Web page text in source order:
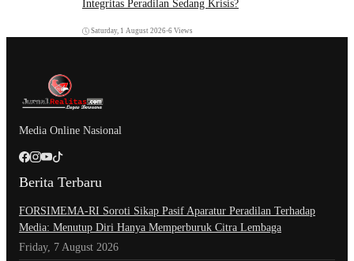
Integritas Peradilan Sedang Krisis?
Saturday, 1 August 2026•6 Views
Media Online Nasional
Berita Terbaru
​FORSIMEMA-RI Soroti Sikap Pasif Aparatur Peradilan Terhadap
Media: Menutup Diri Hanya Memperburuk Citra Lembaga
Friday, 7 August 2026